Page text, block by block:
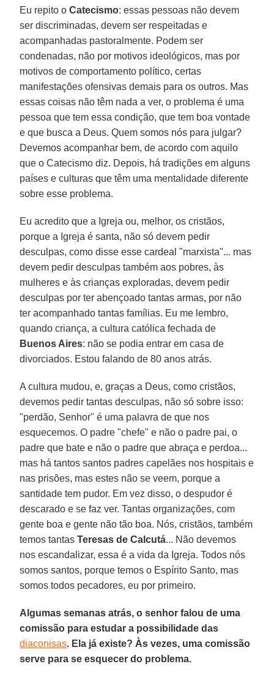
Eu repito oCatecismo: essas pessoas não devem
ser discriminadas, devem ser respeitadas e
acompanhadas pastoralmente. Podem ser
condenadas, não por motivos ideológicos, mas por
motivos de comportamento político, certas
manifestações ofensivas demais para os outros. Mas
essas coisas não têm nada a ver, o problema é uma
pessoa que tem essa condição, que tem boa vontade
e que busca a Deus. Quem somos nós para julgar?
Devemos acompanhar bem, de acordo com aquilo
que o Catecismo diz. Depois, há tradições em alguns
países e culturas que têm uma mentalidade diferente
sobre esse problema.
Eu acredito que a Igreja ou, melhor, os cristãos,
porque a Igreja é santa, não só devem pedir
desculpas, como disse esse cardeal "marxista"... mas
devem pedir desculpas também aos pobres, às
mulheres e às crianças exploradas, devem pedir
desculpas por ter abençoado tantas armas, por não
ter acompanhado tantas famílias. Eu me lembro,
quando criança, a cultura católica fechada de
Buenos Aires: não se podia entrar em casa de
divorciados. Estou falando de 80 anos atrás.
A cultura mudou, e, graças a Deus, como cristãos,
devemos pedir tantas desculpas, não só sobre isso:
"perdão, Senhor" é uma palavra de que nos
esquecemos. O padre "chefe" e não o padre pai, o
padre que bate e não o padre que abraça e perdoa...
mas há tantos santos padres capelães nos hospitais e
nas prisões, mas estes não se veem, porque a
santidade tem pudor. Em vez disso, o despudor é
descarado e se faz ver. Tantas organizações, com
gente boa e gente não tão boa. Nós, cristãos, também
temos tantasTeresas de Calcutá... Não devemos
nos escandalizar, essa é a vida da Igreja. Todos nós
somos santos, porque temos o Espírito Santo, mas
somos todos pecadores, eu por primeiro.
Algumas semanas atrás, o senhor falou de uma
comissão para estudar a possibilidade das
diaconisas. Ela já existe? Às vezes, uma comissão
serve para se esquecer do problema.